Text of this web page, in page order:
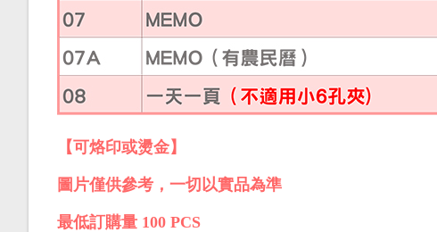
【可烙印或燙金】
圖片僅供參考，一切以實品為準
最低訂購量 100 PCS